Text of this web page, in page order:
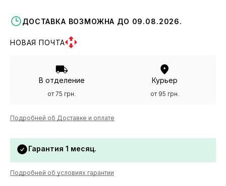
ДОСТАВКА ВОЗМОЖНА ДО 09.08.2026.
НОВАЯ ПОЧТА
В отделение
от 75 грн.
Курьер
от 95 грн.
Подробней об Доставке и оплате
Гарантия 1 месяц.
Подробней об условиях гарантии